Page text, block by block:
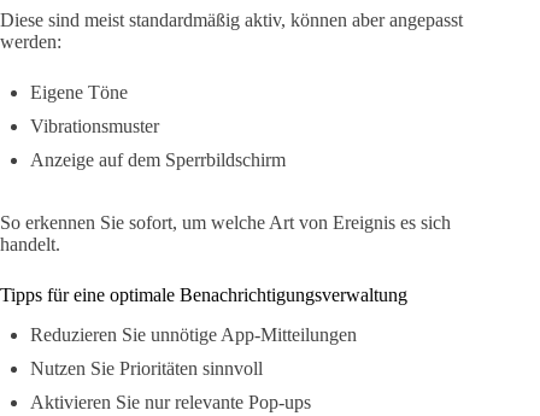
Diese sind meist standardmäßig aktiv, können aber angepasst
werden:
Eigene Töne
Vibrationsmuster
Anzeige auf dem Sperrbildschirm
So erkennen Sie sofort, um welche Art von Ereignis es sich
handelt.
Tipps für eine optimale Benachrichtigungsverwaltung
Reduzieren Sie unnötige App-Mitteilungen
Nutzen Sie Prioritäten sinnvoll
Aktivieren Sie nur relevante Pop-ups